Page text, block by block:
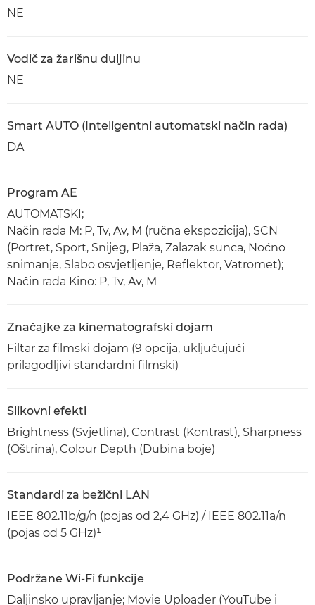
NE
Vodič za žarišnu duljinu
NE
Smart AUTO (Inteligentni automatski način rada)
DA
Program AE
AUTOMATSKI;
Način rada M: P, Tv, Av, M (ručna ekspozicija), SCN
(Portret, Sport, Snijeg, Plaža, Zalazak sunca, Noćno
snimanje, Slabo osvjetljenje, Reflektor, Vatromet);
Način rada Kino: P, Tv, Av, M
Značajke za kinematografski dojam
Filtar za filmski dojam (9 opcija, uključujući
prilagodljivi standardni filmski)
Slikovni efekti
Brightness (Svjetlina), Contrast (Kontrast), Sharpness
(Oštrina), Colour Depth (Dubina boje)
Standardi za bežični LAN
IEEE 802.11b/g/n (pojas od 2,4 GHz) / IEEE 802.11a/n
(pojas od 5 GHz)¹
Podržane Wi-Fi funkcije
Daljinsko upravljanje; Movie Uploader (YouTube i